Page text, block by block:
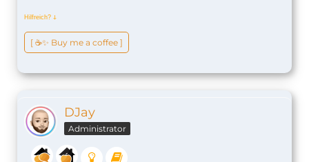
Hilfreich? ↆ
[ ☕️✨ Buy me a coffee ]
DJay
Administrator